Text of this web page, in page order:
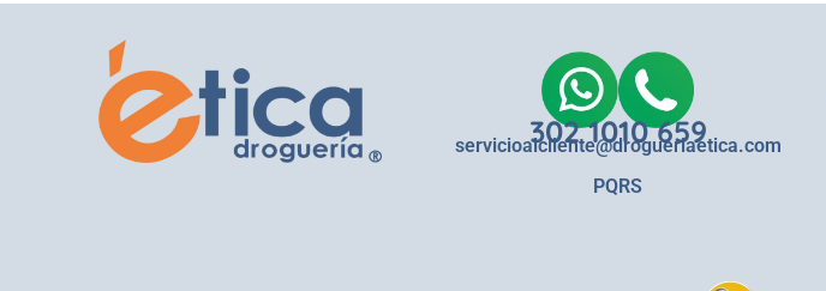
302 1010 659
servicioalcliente@drogueriaetica.com
PQRS